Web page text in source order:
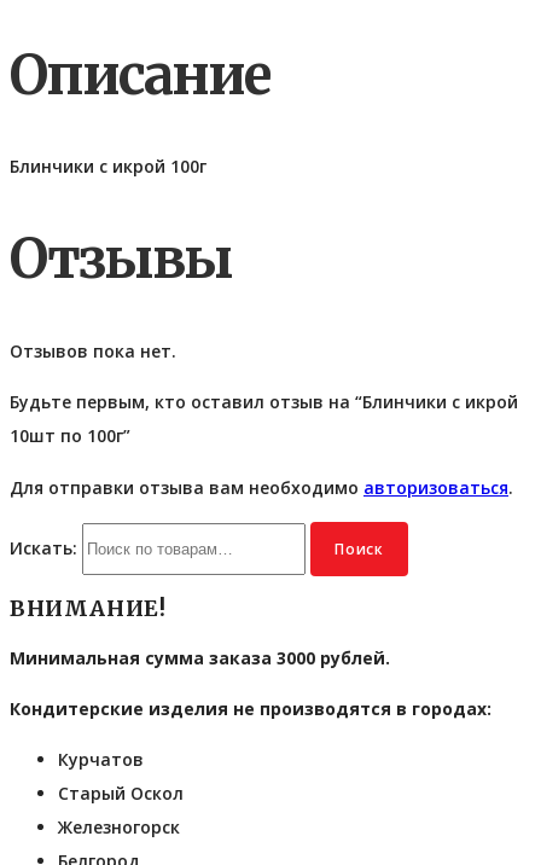
Описание
Блинчики с икрой 100г
Отзывы
Отзывов пока нет.
Будьте первым, кто оставил отзыв на “Блинчики с икрой
10шт по 100г”
Для отправки отзыва вам необходимо авторизоваться.
Искать: Поиск
ВНИМАНИЕ!
Минимальная сумма заказа 3000 рублей.
Кондитерские изделия не производятся в городах:
Курчатов
Старый Оскол
Железногорск
Белгород